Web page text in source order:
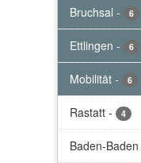
Bruchsal - 6
Ettlingen - 6
Mobilität - 6
Rastatt - 4
Baden-Baden